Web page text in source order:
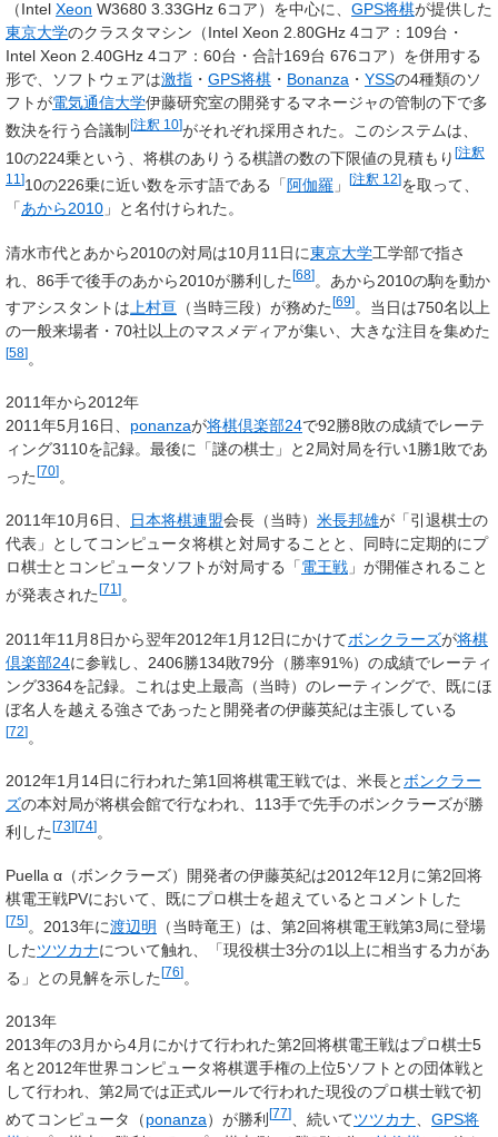
（Intel Xeon W3680 3.33GHz 6コア）を中心に、 GPS将棋が提供した
東京大学のクラスタマシン（Intel Xeon 2.80GHz 4コア：109台・
Intel Xeon 2.40GHz 4コア：60台・合計169台 676コア）を併用する
形で、ソフトウェアは激指 ・ GPS将棋 ・ Bonanza ・ YSSの4種類のソ
フトが電気通信大学伊藤研究室の開発するマネージャの管制の下で多
数決を行う合議制 [注釈 10]がそれぞれ採用された。このシステムは、
10の224乗という、将棋のありうる棋譜の数の下限値の見積もり [注釈
11 ]10の226乗に近い数を示す語である「 阿伽羅 」 [注釈 12]を取って、
「あから2010 」と名付けられた。
清水市代とあから2010の対局は10月11日に東京大学工学部で指さ
れ、86手で後手のあから2010が勝利した[68]。あから2010の駒を動か
すアシスタントは 上村亘 （当時三段）が務めた [69] 。当日は750名以上
の一般来場者・70社以上のマスメディアが集い、大きな注目を集めた
[58]。
2011年から2012年
2011年5月16日、 ponanzaが将棋倶楽部24で92勝8敗の成績でレーテ
ィング3110を記録。最後に「謎の棋士」と2局対局を行い1勝1敗であ
った [70] 。
2011年10月6日、 日本将棋連盟会長（当時） 米長邦雄が「引退棋士の
代表」としてコンピュータ将棋と対局することと、同時に定期的にプ
ロ棋士とコンピュータソフトが対局する「電王戦 」が開催されること
が発表された [71 ] 。
2011年11月8日から翌年2012年1月12日にかけてボンクラーズが将棋
倶楽部24に参戦し、2406勝134敗79分（勝率91%）の成績でレーティ
ング3364を記録。これは史上最高（当時）のレーティングで、既にほ
ぼ名人を越える強さであったと開発者の伊藤英紀は主張している
[72]。
2012年1月14日に行われた第1回将棋電王戦では、米長と ボンクラー
ズの本対局が将棋会館で行なわれ、113手で先手のボンクラーズが勝
利した[73][74]。
Puella α（ボンクラーズ）開発者の伊藤英紀は2012年12月に第2回将
棋電王戦PVにおいて、既にプロ棋士を超えているとコメントした
[75] 。2013年に渡辺明
（当時竜王）は、第2回将棋電王戦第3局に登場
したツツカナについて触れ、「現役棋士3分の1以上に相当する力があ
る」との見解を示した[76]。
2013年
2013年の3月から4月にかけて行われた第2回将棋電王戦はプロ棋士5
名と2012年世界コンピュータ将棋選手権の上位5ソフトとの団体戦と
して行われ、第2局では正式ルールで行われた現役のプロ棋士戦で初
めてコンピュータ（ponanza）が勝利 [77] 、続いてツツカナ
GPS将